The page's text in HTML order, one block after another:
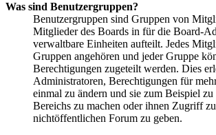
Was sind Benutzergruppen?
Benutzergruppen sind Gruppen von
Mitglieder des Boards in für die Board-
verwaltbare Einheiten aufteilt. Jedes
Gruppen angehören und jeder Gruppe
Berechtigungen zugeteilt werden. Dies
Administratoren, Berechtigungen für
einmal zu ändern und sie zum Beispiel
Bereichs zu machen oder ihnen Zugriff
nichtöffentlichen Forum zu geben.